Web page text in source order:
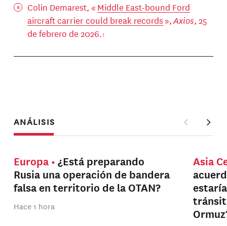
Colin Demarest, « Middle East-bound Ford
aircraft carrier could break records»,Axios, 25
de febrero de 2026.
ANÁLISIS
Europa
¿Está preparando
Rusia una operación de bandera
falsa en territorio de la OTAN?
Hace 1 hora
Asia